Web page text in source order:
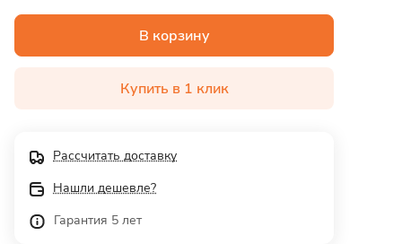
В корзину
Купить в 1 клик
Рассчитать доставку
Нашли дешевле?
Гарантия 5 лет